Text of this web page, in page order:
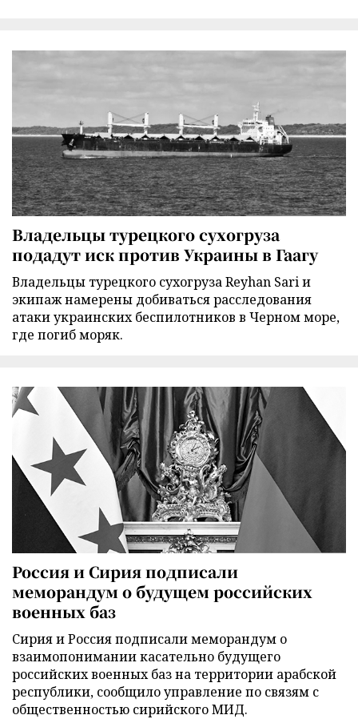
Владельцы турецкого сухогруза
подадут иск против Украины в Гаагу
Владельцы турецкого сухогруза Reyhan Sari и
экипаж намерены добиваться расследования
атаки украинских беспилотников в Черном море,
где погиб моряк.
Россия и Сирия подписали
меморандум о будущем российских
военных баз
Сирия и Россия подписали меморандум о
взаимопонимании касательно будущего
российских военных баз на территории арабской
республики, сообщило управление по связям с
общественностью сирийского МИД.